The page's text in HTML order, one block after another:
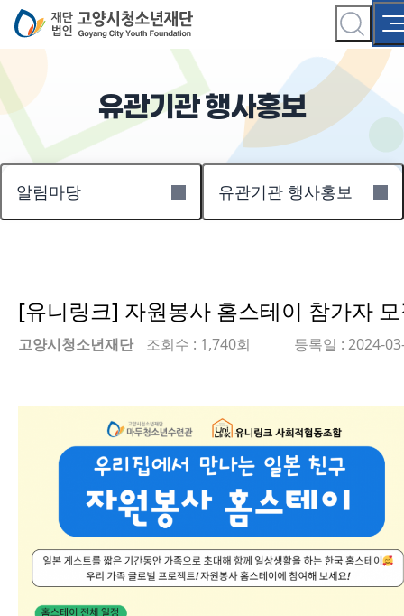
유관기관 행사홍보
알림마당 유관기관 행사홍보
[유니링크] 자원봉사 홈스테이 참가자
고양시청소년재단 조회수 : 1,740회 등록일 : 2024-